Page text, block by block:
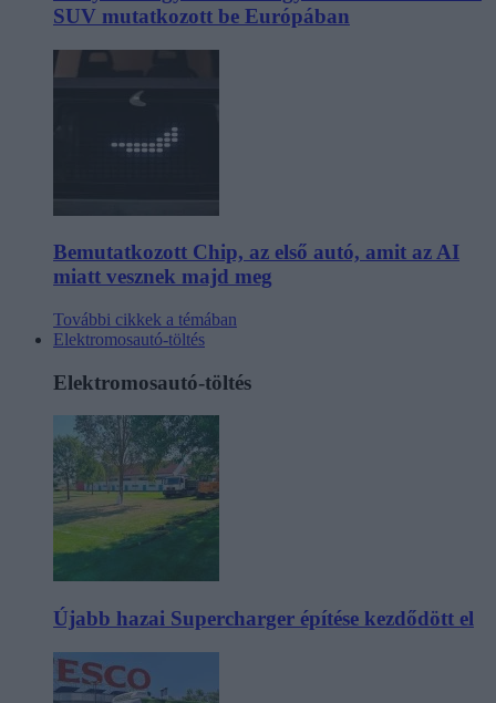
SUV mutatkozott be Európában
Bemutatkozott Chip, az első autó, amit az AI
miatt vesznek majd meg
További cikkek a témában
Elektromosautó-töltés
Elektromosautó-töltés
Újabb hazai Supercharger építése kezdődött el